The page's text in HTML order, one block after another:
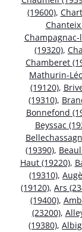
(19600),
Chanteix
Champagnac-
(19320),
Chamberet
Mathurin-
(19120),
(19310),
Bonnefond
Beyssac
(19390),
Haut (19220),
(19310),
(19120), Ars
(19400),
(23200),
(19380),